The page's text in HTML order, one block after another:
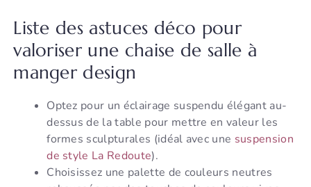
Liste des astuces déco pour
valoriser une chaise de salle à
manger design
Optez pour un éclairage suspendu élégant au-
dessus de la table pour mettre en valeur les
formes sculpturales (idéal avec une suspension
de style La Redoute).
Choisissez une palette de couleurs neutres